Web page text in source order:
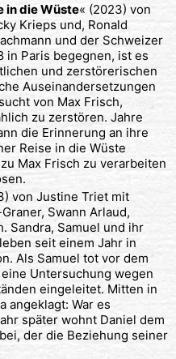
in die Wüste« (2023) von
Krieps und, Ronald
und der Schweizer
in Paris begegnen, ist es
und zerstörerischen
Auseinandersetzungen
von Max Frisch,
zu zerstören. Jahre
die Erinnerung an ihre
Reise in die Wüste
Max Frisch zu verarbeiten
von Justine Triet mit
Swann Arlaud,
Sandra, Samuel und ihr
seit einem Jahr in
Als Samuel tot vor dem
Untersuchung wegen
eingeleitet. Mitten in
angeklagt: War es
später wohnt Daniel dem
der die Beziehung seiner